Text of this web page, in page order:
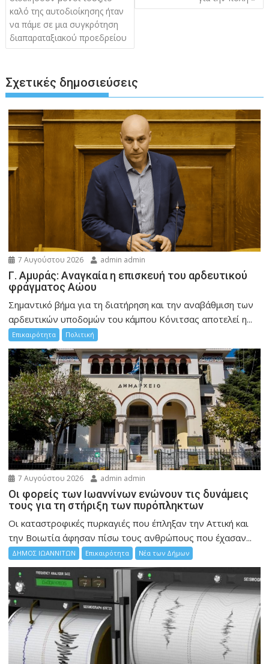
καλό της αυτοδιοίκησης ήταν
να πάμε σε μια συγκρότηση
διαπαραταξιακού προεδρείου
Σχετικές δημοσιεύσεις
7 Αυγούστου 2026 admin admin
Γ. Αμυράς: Αναγκαία η επισκευή του αρδευτικού
φράγματος Αώου
Σημαντικό βήμα για τη διατήρηση και την αναβάθμιση των
αρδευτικών υποδομών του κάμπου Κόνιτσας αποτελεί η...
Επικαιρότητα Πολιτική
7 Αυγούστου 2026 admin admin
Οι φορείς των Ιωαννίνων ενώνουν τις δυνάμεις
τους για τη στήριξη των πυρόπληκτων
Οι καταστροφικές πυρκαγιές που έπληξαν την Αττική και
την Bοιωτία άφησαν πίσω τους ανθρώπους που έχασαν...
ΔΗΜΟΣ ΙΩΑΝΝΙΤΩΝ Επικαιρότητα Νέα των Δήμων